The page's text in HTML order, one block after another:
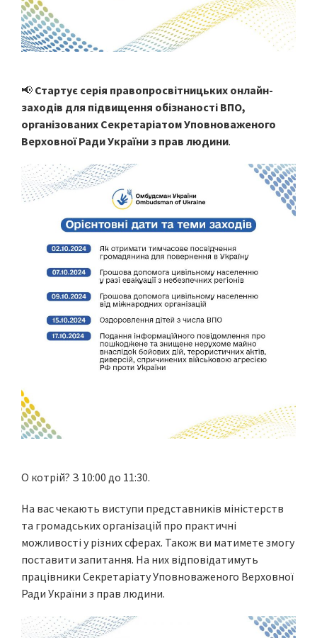
📢 Стартує серія правопросвітницьких онлайн-
заходів для підвищення обізнаності ВПО,
організованих Секретаріатом Уповноваженого
Верховної Ради України з прав людини.
О котрій? З 10:00 до 11:30.
На вас чекають виступи представників міністерств
та громадських організацій про практичні
можливості у різних сферах. Також ви матимете змогу
поставити запитання. На них відповідатимуть
працівники Секретаріату Уповноваженого Верховної
Ради України з прав людини.